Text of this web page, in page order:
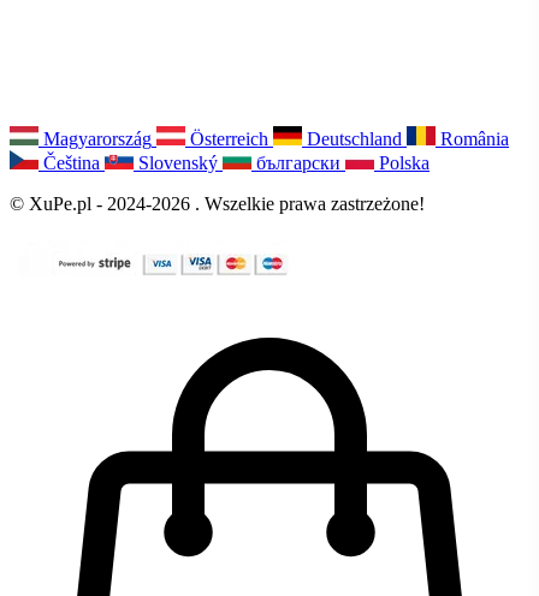
Magyarország Österreich Deutschland
România
Čeština
Slovenský български
Polska
© XuPe.pl - 2024-2026 . Wszelkie prawa zastrzeżone!